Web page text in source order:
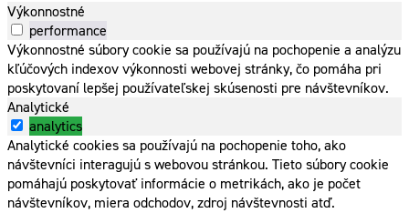
Výkonnostné
performance
Výkonnostné súbory cookie sa používajú na pochopenie a analýzu
kľúčových indexov výkonnosti webovej stránky, čo pomáha pri
poskytovaní lepšej používateľskej skúsenosti pre návštevníkov.
Analytické
analytics
Analytické cookies sa používajú na pochopenie toho, ako
návštevníci interagujú s webovou stránkou. Tieto súbory cookie
pomáhajú poskytovať informácie o metrikách, ako je počet
návštevníkov, miera odchodov, zdroj návštevnosti atď.